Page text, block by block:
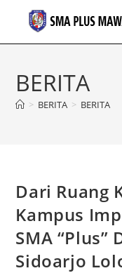
contentBERITA
> BERITA > BERITA
Dari Ruang
Kampus
SMA “Plus”
Sidoarjo